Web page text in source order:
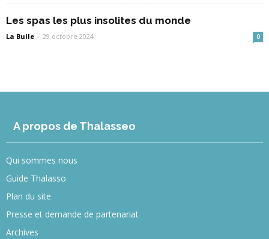
Les spas les plus insolites du monde
La Bulle - 29 octobre 2024 0
A propos de Thalasseo
Qui sommes nous
Guide Thalasso
Plan du site
Presse et demande de partenariat
Archives